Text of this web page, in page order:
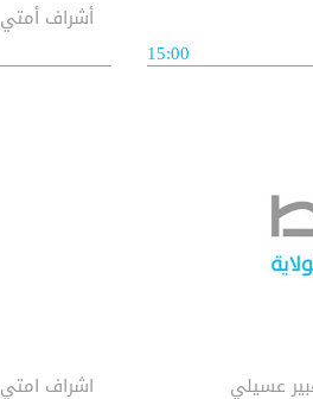
15:00
أشراف أمتي
اشراف امتي 35- ريان رضا- سارة رزق